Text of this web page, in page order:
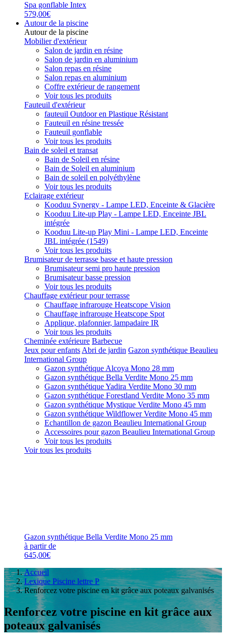
Spa gonflable Intex
579,00€
Autour de la piscine
Autour de la piscine
Mobilier d'extérieur
Salon de jardin en résine
Salon de jardin en aluminium
Salon repas en résine
Salon repas en aluminium
Coffre extérieur de rangement
Voir tous les produits
Fauteuil d'extérieur
fauteuil Outdoor en Plastique Résistant
Fauteuil en résine tressée
Fauteuil gonflable
Voir tous les produits
Bain de soleil et transat
Bain de Soleil en résine
Bain de Soleil en aluminium
Bain de soleil en polyéthylène
Voir tous les produits
Eclairage extérieur
Kooduu Synergy - Lampe LED, Enceinte & Glacière
Kooduu Lite-up Play - Lampe LED, Enceinte JBL
intégrée
Kooduu Lite-up Play Mini - Lampe LED, Enceinte
JBL intégrée (1549)
Voir tous les produits
Brumisateur de terrasse basse et haute pression
Brumisateur semi pro haute pression
Brumisateur basse pression
Voir tous les produits
Chauffage extérieur pour terrasse
Chauffage infrarouge Heatscope Vision
Chauffage infrarouge Heatscope Spot
Applique, plafonnier, lampadaire IR
Voir tous les produits
Cheminée extérieure Barbecue
Jeux pour enfants Abri de jardin Gazon synthétique Beaulieu
International Group
Gazon synthétique Alcoya Mono 28 mm
Gazon synthétique Bella Verdite Mono 25 mm
Gazon synthétique Yadira Verdite Mono 30 mm
Gazon synthétique Forestland Verdite Mono 35 mm
Gazon synthétique Mystique Verdite Mono 45 mm
Gazon synthétique Wildflower Verdite Mono 45 mm
Echantillon de gazon Beaulieu International Group
Accessoires pour gazon Beaulieu International Group
Voir tous les produits
Voir tous les produits
Gazon synthétique Bella Verdite Mono 25 mm
à partir de
645,00€
Accueil
Lexique Piscine lettre P
Renforcez votre piscine en kit grâce aux poteaux galvanisés
Renforcez votre piscine en kit grâce aux
poteaux galvanisés